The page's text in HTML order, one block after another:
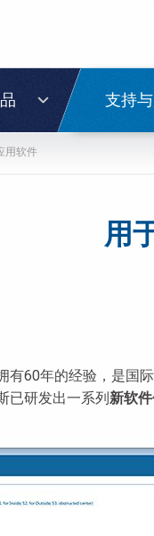
支持
用软件
用
有60年的经验，是国
已研发出一系列新软